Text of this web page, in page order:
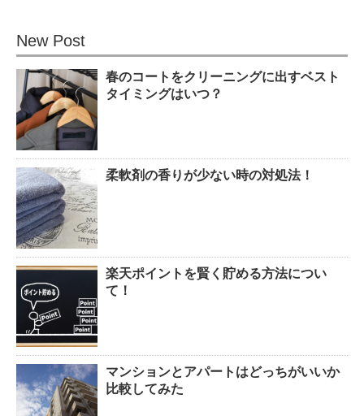
New Post
春のコートをクリーニングに出すベスト
タイミングはいつ？
柔軟剤の香りが少ない時の対処法！
楽天ポイントを賢く貯める方法につい
て！
マンションとアパートはどっちがいいか
比較してみた